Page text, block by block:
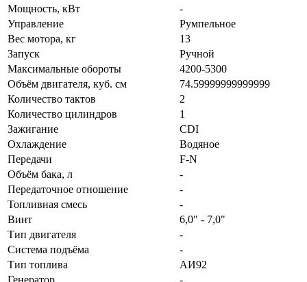
Мощность, кВт
-
Управление
Румпельное
Вес мотора, кг
13
Запуск
Ручной
Максимальные обороты
4200-5300
Объём двигателя, куб. см
74.59999999999999
Количество тактов
2
Количество цилиндров
1
Зажигание
CDI
Охлаждение
Водяное
Передачи
F-N
Объём бака, л
-
Передаточное отношение
-
Топливная смесь
-
Винт
6,0" - 7,0"
Тип двигателя
-
Система подъёма
-
Тип топлива
АИ92
Генератор
-